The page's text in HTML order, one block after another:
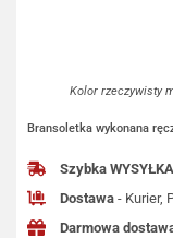
Kolor rzeczywisty
Bransoletka wykonana
Szybka WYSYŁKA
Dostawa - Kurier,
Darmowa